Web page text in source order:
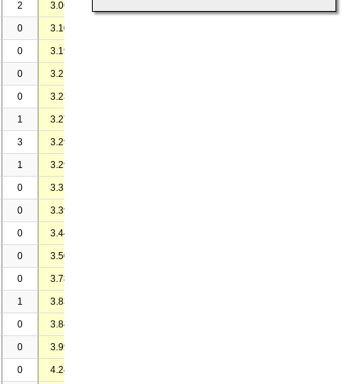
2 3.06
0 3.10
0 3.19
0 3.21
0 3.23
1 3.27
3 3.29
1 3.29
0 3.31
0 3.39
0 3.44
0 3.50
0 3.78
1 3.83
0 3.84
0 3.99
0 4.24